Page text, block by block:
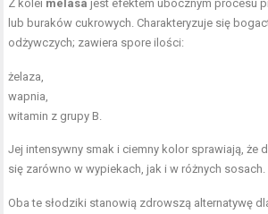
Z kolei melasa jest efektem ubocznym procesu
lub buraków cukrowych. Charakteryzuje się
odżywczych; zawiera spore ilości:
żelaza,
wapnia,
witamin z grupy B.
Jej intensywny smak i ciemny kolor sprawiają, że
się zarówno w wypiekach, jak i w różnych sosach.
Oba te słodziki stanowią zdrowszą alternatywę